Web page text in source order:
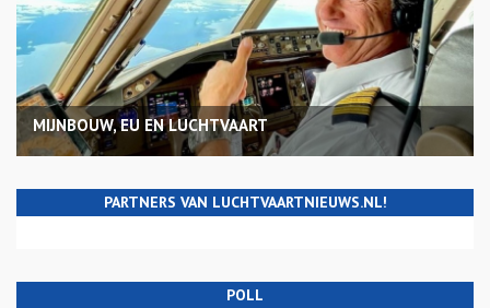
MIJNBOUW, EU EN LUCHTVAART
PARTNERS VAN LUCHTVAARTNIEUWS.NL!
POLL